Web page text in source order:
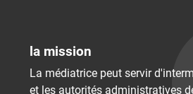
la mission
La médiatrice peut servir
et les autorités administratives